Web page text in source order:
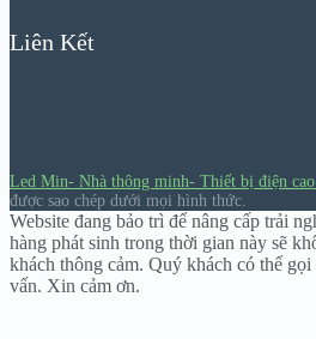
Liên Kết
Led Min- Nhà thông minh- Thiết bị điện cao
được sao chép dưới mọi hình thức.
Website đang bảo trì để nâng cấp trải
hàng phát sinh trong thời gian này sẽ
khách thông cảm. Quý khách có thể
vấn. Xin cảm ơn.